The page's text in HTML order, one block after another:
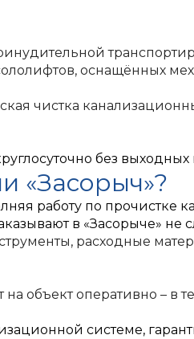
оснащённых
чистка
без выходных
«Засорыч»?
работу по прочистке
в «Засорыче» не
расходные
объект оперативно – в
системе,